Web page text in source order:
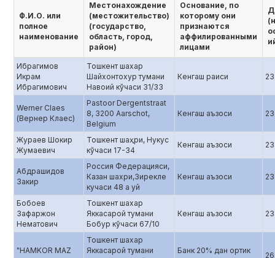
Ф.И.О. или
полное
наименование
Местонахождение
(местожительство)
(государство,
область, город,
район)
Основание, по
которому они
признаются
аффилированными
лицами
Ибрагимов
Икрам
Ибрагимович
Тошкент шахар
Шайхонтохур тумани
Навоий кўчаси 31/33
Кенгаш раиси
Werner Claes
(Вернер Клаес)
Pastoor Dergentstraat
8, 3200 Aarschot,
Belgium
Кенгаш аъзоси
Жураев Шокир
Жумаевич
Тошкент шаҳри, Нукус
кўчаси 17-34
Кенгаш аъзоси
Абдрашидов
Закир
Россия Федерацияси,
Казан шахри,Зирекле
кучаси 48 а уй
Кенгаш аъзоси
Бобоев
Зафаржон
Нематович
Тошкент шахар
Яккасарой тумани
Бобур кўчаси 67/10
Кенгаш аъзоси
"HAMKOR MAZ
Тошкент шахар
Яккасарой тумани
Банк 20% дан ортик